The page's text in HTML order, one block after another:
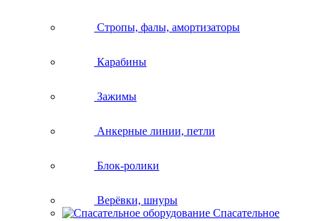
Стропы, фалы, амортизаторы
Карабины
Зажимы
Анкерные линии, петли
Блок-ролики
Верёвки, шнуры
Спасательное